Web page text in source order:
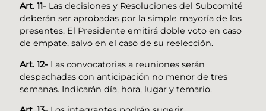
Art. 11- Las decisiones y Resoluciones del Subcomité
deberán ser aprobadas por la simple mayoría de los
presentes. El Presidente emitirá doble voto en caso
de empate, salvo en el caso de su reelección.
Art. 12- Las convocatorias a reuniones serán
despachadas con anticipación no menor de tres
semanas. Indicarán día, hora, lugar y temario.